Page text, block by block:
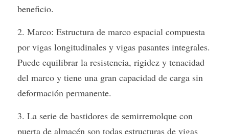
beneficio.
2. Marco: Estructura de marco espacial compuesta
por vigas longitudinales y vigas pasantes integrales.
Puede equilibrar la resistencia, rigidez y tenacidad
del marco y tiene una gran capacidad de carga sin
deformación permanente.
3. La serie de bastidores de semirremolque con
puerta de almacén son todas estructuras de vigas